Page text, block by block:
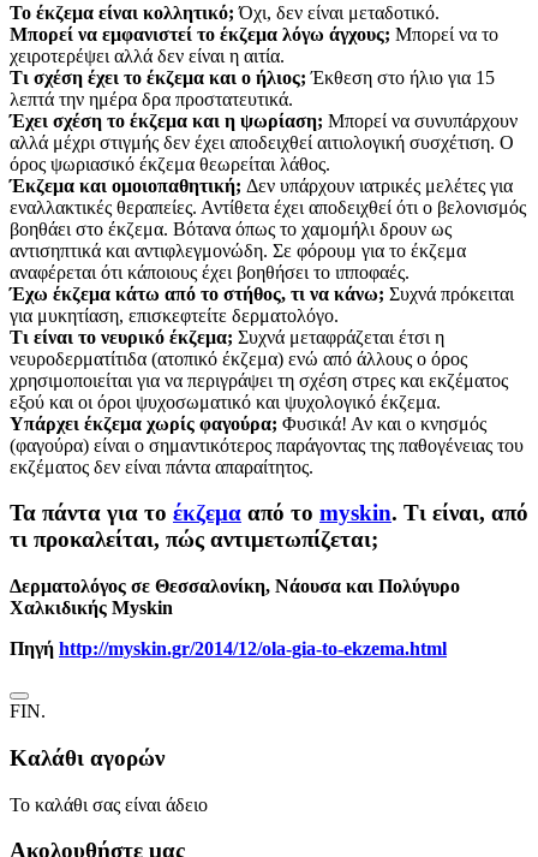
Το έκζεμα είναι κολλητικό; Όχι, δεν είναι μεταδοτικό.
Μπορεί να εμφανιστεί το έκζεμα λόγω άγχους; Μπορεί να το
χειροτερέψει αλλά δεν είναι η αιτία.
Τι σχέση έχει το έκζεμα και ο ήλιος; Έκθεση στο ήλιο για 15
λεπτά την ημέρα δρα προστατευτικά.
Έχει σχέση το έκζεμα και η ψωρίαση; Μπορεί να συνυπάρχουν
αλλά μέχρι στιγμής δεν έχει αποδειχθεί αιτιολογική συσχέτιση. Ο
όρος ψωριασικό έκζεμα θεωρείται λάθος.
Έκζεμα και ομοιοπαθητική; Δεν υπάρχουν ιατρικές μελέτες για
εναλλακτικές θεραπείες. Αντίθετα έχει αποδειχθεί ότι ο βελονισμός
βοηθάει στο έκζεμα. Βότανα όπως το χαμομήλι δρουν ως
αντισηπτικά και αντιφλεγμονώδη. Σε φόρουμ για το έκζεμα
αναφέρεται ότι κάποιους έχει βοηθήσει το ιπποφαές.
Έχω έκζεμα κάτω από το στήθος, τι να κάνω; Συχνά πρόκειται
για μυκητίαση, επισκεφτείτε δερματολόγο.
Τι είναι το νευρικό έκζεμα; Συχνά μεταφράζεται έτσι η
νευροδερματίτιδα (ατοπικό έκζεμα) ενώ από άλλους ο όρος
χρησιμοποιείται για να περιγράψει τη σχέση στρες και εκζέματος
εξού και οι όροι ψυχοσωματικό και ψυχολογικό έκζεμα.
Υπάρχει έκζεμα χωρίς φαγούρα; Φυσικά! Αν και ο κνησμός
(φαγούρα) είναι ο σημαντικότερος παράγοντας της παθογένειας του
εκζέματος δεν είναι πάντα απαραίτητος.
Τα πάντα για το έκζεμα από το myskin. Τι είναι, από
τι προκαλείται, πώς αντιμετωπίζεται;
Δερματολόγος σε Θεσσαλονίκη, Νάουσα και Πολύγυρο
Χαλκιδικής Myskin
Πηγή http://myskin.gr/2014/12/ola-gia-to-ekzema.html
FIN.
Καλάθι αγορών
Το καλάθι σας είναι άδειο
Ακολουθήστε μας